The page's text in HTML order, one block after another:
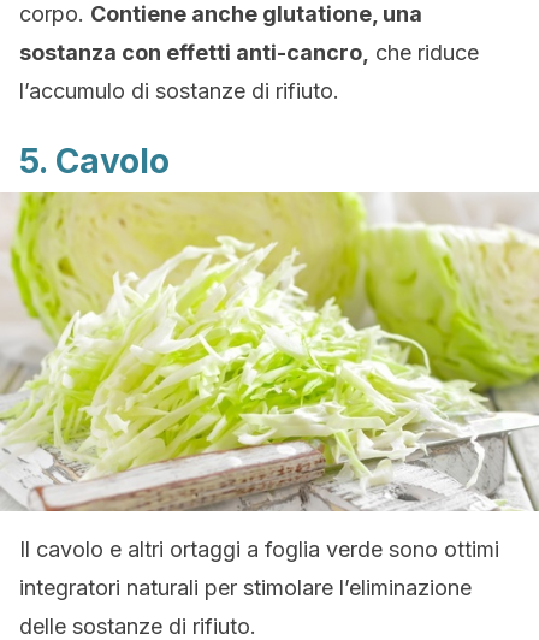
corpo. Contiene anche glutatione, una
sostanza con effetti anti-cancro, che riduce
l’accumulo di sostanze di rifiuto.
5. Cavolo
Il cavolo e altri ortaggi a foglia verde sono ottimi
integratori naturali per stimolare l’eliminazione
delle sostanze di rifiuto.